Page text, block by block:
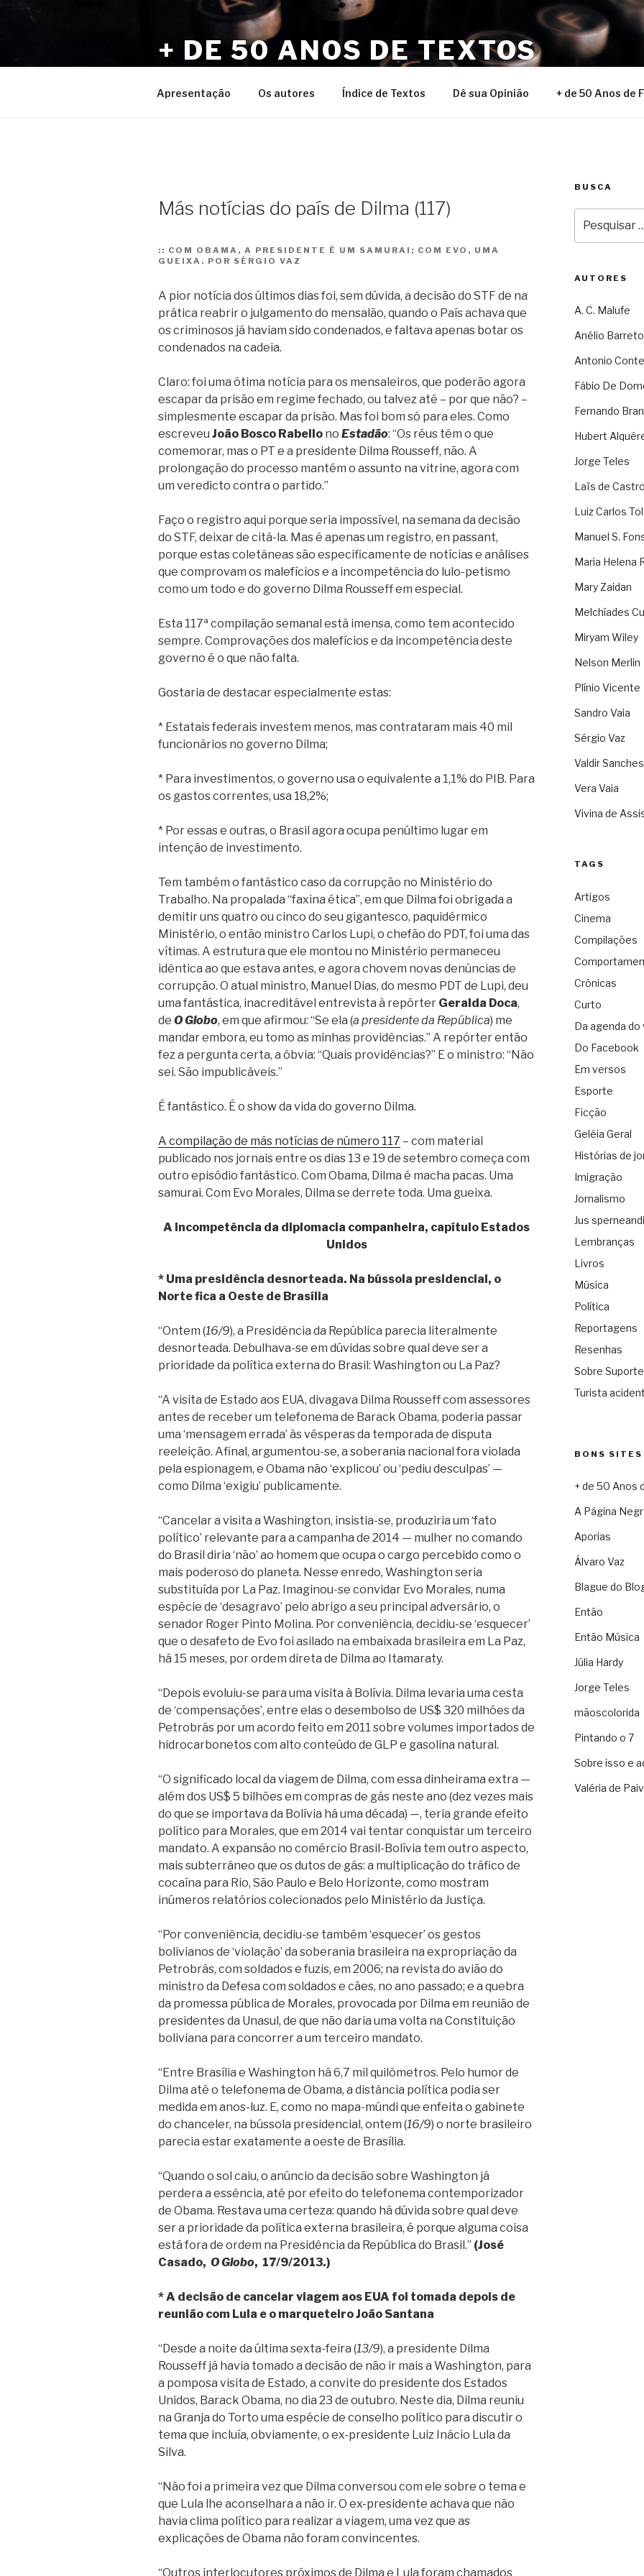
Pular
+ DE 50 ANOS DE TEXTOS
Apresentação Os autores Índice de Textos Dê sua Opinião + de 50 Anos de
Más notícias do país de Dilma (117)
:: COM OBAMA, A PRESIDENTE É UM SAMURAI; COM EVO, UMA
GUEIXA. POR SÉRGIO VAZ
A pior notícia dos últimos dias foi, sem dúvida, a decisão do STF de na
prática reabrir o julgamento do mensalão, quando o País achava que
os criminosos já haviam sido condenados, e faltava apenas botar os
condenados na cadeia.
Claro: foi uma ótima notícia para os mensaleiros, que poderão agora
escapar da prisão em regime fechado, ou talvez até – por que não? –
simplesmente escapar da prisão. Mas foi bom só para eles. Como
escreveu João Bosco Rabello no Estadão: “Os réus têm o que
comemorar, mas o PT e a presidente Dilma Rousseff, não. A
prolongação do processo mantém o assunto na vitrine, agora com
um veredicto contra o partido.”
Faço o registro aqui porque seria impossível, na semana da decisão
do STF, deixar de citá-la. Mas é apenas um registro, en passant,
porque estas coletâneas são especificamente de notícias e análises
que comprovam os malefícios e a incompetência do lulo-petismo
como um todo e do governo Dilma Rousseff em especial.
Esta 117ª compilação semanal está imensa, como tem acontecido
sempre. Comprovações dos malefícios e da incompetência deste
governo é o que não falta.
Gostaria de destacar especialmente estas:
* Estatais federais investem menos, mas contrataram mais 40 mil
funcionários no governo Dilma;
* Para investimentos, o governo usa o equivalente a 1,1% do PIB. Para
os gastos correntes, usa 18,2%;
* Por essas e outras, o Brasil agora ocupa penúltimo lugar em
intenção de investimento.
Tem também o fantástico caso da corrupção no Ministério do
Trabalho. Na propalada “faxina ética”, em que Dilma foi obrigada a
demitir uns quatro ou cinco do seu gigantesco, paquidérmico
Ministério, o então ministro Carlos Lupi, o chefão do PDT, foi uma das
vítimas. A estrutura que ele montou no Ministério permaneceu
idêntica ao que estava antes, e agora chovem novas denúncias de
corrupção. O atual ministro, Manuel Dias, do mesmo PDT de Lupi, deu
uma fantástica, inacreditável entrevista à repórter Geralda Doca,
de O Globo, em que afirmou: “Se ela (a presidente da República) me
mandar embora, eu tomo as minhas providências.” A repórter então
fez a pergunta certa, a óbvia: “Quais providências?” E o ministro: “Não
sei. São impublicáveis.”
É fantástico. É o show da vida do governo Dilma.
A compilação de más notícias de número 117 – com material
publicado nos jornais entre os dias 13 e 19 de setembro começa com
outro episódio fantástico. Com Obama, Dilma é macha pacas. Uma
samurai. Com Evo Morales, Dilma se derrete toda. Uma gueixa.
A incompetência da diplomacia companheira, capítulo Estados
Unidos
* Uma presidência desnorteada. Na bússola presidencial, o
Norte fica a Oeste de Brasília
“Ontem (16/9), a Presidência da República parecia literalmente
desnorteada. Debulhava-se em dúvidas sobre qual deve ser a
prioridade da política externa do Brasil: Washington ou La Paz?
“A visita de Estado aos EUA, divagava Dilma Rousseff com assessores
antes de receber um telefonema de Barack Obama, poderia passar
uma ‘mensagem errada’ às vésperas da temporada de disputa
reeleição. Afinal, argumentou-se, a soberania nacional fora violada
pela espionagem, e Obama não ‘explicou’ ou ‘pediu desculpas’ —
como Dilma ‘exigiu’ publicamente.
“Cancelar a visita a Washington, insistia-se, produziria um ‘fato
político’ relevante para a campanha de 2014 — mulher no comando
do Brasil diria ‘não’ ao homem que ocupa o cargo percebido como o
mais poderoso do planeta. Nesse enredo, Washington seria
substituída por La Paz. Imaginou-se convidar Evo Morales, numa
espécie de ‘desagravo’ pelo abrigo a seu principal adversário, o
senador Roger Pinto Molina. Por conveniência, decidiu-se ‘esquecer’
que o desafeto de Evo foi asilado na embaixada brasileira em La Paz,
há 15 meses, por ordem direta de Dilma ao Itamaraty.
“Depois evoluiu-se para uma visita à Bolívia. Dilma levaria uma cesta
de ‘compensações’, entre elas o desembolso de US$ 320 milhões da
Petrobrás por um acordo feito em 2011 sobre volumes importados de
hidrocarbonetos com alto conteúdo de GLP e gasolina natural.
“O significado local da viagem de Dilma, com essa dinheirama extra —
além dos US$ 5 bilhões em compras de gás neste ano (dez vezes mais
do que se importava da Bolívia há uma década) —, teria grande efeito
político para Morales, que em 2014 vai tentar conquistar um terceiro
mandato. A expansão no comércio Brasil-Bolívia tem outro aspecto,
mais subterrâneo que os dutos de gás: a multiplicação do tráfico de
cocaína para Rio, São Paulo e Belo Horizonte, como mostram
inúmeros relatórios colecionados pelo Ministério da Justiça.
“Por conveniência, decidiu-se também ‘esquecer’ os gestos
bolivianos de ‘violação’ da soberania brasileira na expropriação da
Petrobrás, com soldados e fuzis, em 2006; na revista do avião do
ministro da Defesa com soldados e cães, no ano passado; e a quebra
da promessa pública de Morales, provocada por Dilma em reunião de
presidentes da Unasul, de que não daria uma volta na Constituição
boliviana para concorrer a um terceiro mandato.
“Entre Brasília e Washington há 6,7 mil quilômetros. Pelo humor de
Dilma até o telefonema de Obama, a distância política podia ser
medida em anos-luz. E, como no mapa-múndi que enfeita o gabinete
do chanceler, na bússola presidencial, ontem (16/9) o norte brasileiro
parecia estar exatamente a oeste de Brasília.
“Quando o sol caiu, o anúncio da decisão sobre Washington já
perdera a essência, até por efeito do telefonema contemporizador
de Obama. Restava uma certeza: quando há dúvida sobre qual deve
ser a prioridade da política externa brasileira, é porque alguma coisa
está fora de ordem na Presidência da República do Brasil.” (José
Casado, O Globo, 17/9/2013.)
* A decisão de cancelar viagem aos EUA foi tomada depois de
reunião com Lula e o marqueteiro João Santana
“Desde a noite da última sexta-feira (13/9), a presidente Dilma
Rousseff já havia tomado a decisão de não ir mais a Washington, para
a pomposa visita de Estado, a convite do presidente dos Estados
Unidos, Barack Obama, no dia 23 de outubro. Neste dia, Dilma reuniu
na Granja do Torto uma espécie de conselho político para discutir o
tema que incluía, obviamente, o ex-presidente Luiz Inácio Lula da
Silva.
“Não foi a primeira vez que Dilma conversou com ele sobre o tema e
que Lula lhe aconselhara a não ir. O ex-presidente achava que não
havia clima político para realizar a viagem, uma vez que as
explicações de Obama não foram convincentes.
“Outros interlocutores próximos de Dilma e Lula foram chamados
BUSCA
por:
AUTORES
A. C. Malufe
Anélio Barreto
Antonio
Fábio De
Fernando
Hubert
Jorge Teles
Laïs de Castro
Luiz Carlos
Manuel S.
Maria Helena
Mary Zaidan
Melchíades
Miryam Wiley
Nelson Merlin
Plínio Vicente
Sandro Vaia
Sérgio Vaz
Valdir Sanches
Vera Vaia
Vivina de
TAGS
Artigos
Cinema
Compilações
Crônicas
Curto
Da agenda do
Do Facebook
Em versos
Esporte
Ficção
Geléia Geral
Histórias de
Imigração
Jornalismo
Jus sperneandi
Lembranças
Livros
Música
Política
Reportagens
Resenhas
Sobre
Turista
BONS SITES
+ de 50 Anos
A Página
Aporias
Álvaro Vaz
Blague do
Então
Então Música
Júlia Hardy
Jorge Teles
mãoscolorida
Pintando o 7
Sobre isso e
Valéria de